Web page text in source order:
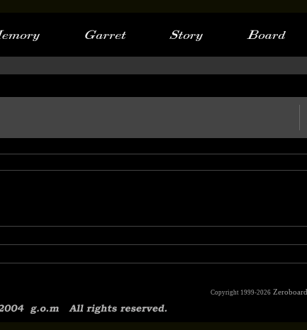
Copyright 1999-2026 Zeroboard